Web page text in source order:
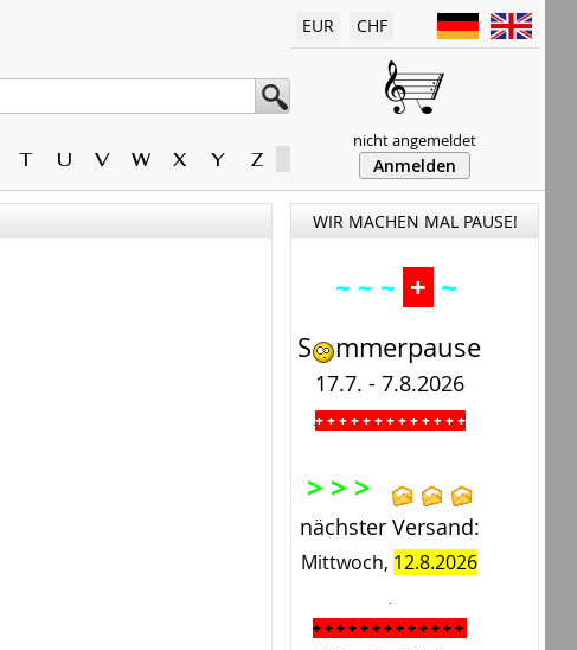
T U V W X Y Z
EUR CHF
nicht angemeldet
Anmelden
WIR MACHEN MAL PAUSE!
~ ~ ~ + ~
S mmerpause
17.7. - 7.8.2026
.+ + + + + + + + + + + + +
> > >
nächster Versand:
Mittwoch, 12.8.2026
.
+ + + + + + + + + + + + +